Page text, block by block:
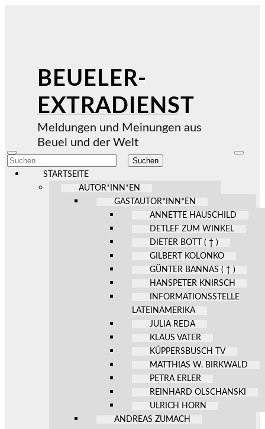
BEUELER-
EXTRADIENST
Meldungen und Meinungen aus
Beuel und der Welt
Mobile-
Menü
ein-/ausblenden
Suchen
nach:
STARTSEITE
AUTOR*INN*EN
GASTAUTOR*INN*EN
ANNETTE HAUSCHILD
DETLEF ZUM WINKEL
DIETER BOTT ( † )
GILBERT KOLONKO
GÜNTER BANNAS ( † )
HANSPETER KNIRSCH
INFORMATIONSSTELLE
LATEINAMERIKA
JULIA REDA
KLAUS VATER
KÜPPERSBUSCH TV
MATTHIAS W. BIRKWALD
PETRA ERLER
REINHARD OLSCHANSKI
ULRICH HORN
ANDREAS ZUMACH